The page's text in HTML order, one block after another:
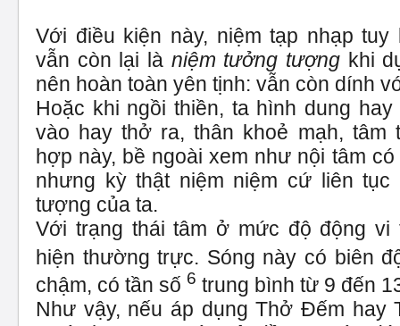
Với điều kiện này, niệm tạp nhạp tuy
vẫn còn lại là niệm tưởng tượng khi
nên hoàn toàn yên tịnh: vẫn còn dính
Hoặc khi ngồi thiền, ta hình dung
vào hay thở ra, thân khoẻ mạh, tâm
hợp này, bề ngoài xem như nội tâm
nhưng kỳ thật niệm niệm cứ liên
tượng của ta.
Với trạng thái tâm ở mức độ động vi
hiện thường trực. Sóng này có biên
chậm, có tần số 6 trung bình từ 9 đến
Như vậy, nếu áp dụng Thở Đếm hay